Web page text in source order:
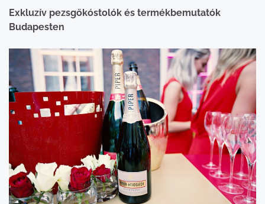
Exkluzív pezsgőkóstolók és termékbemutatók
Budapesten